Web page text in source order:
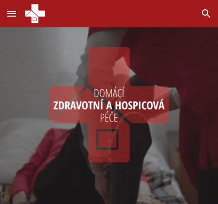
Skip to main content Skip to navigation